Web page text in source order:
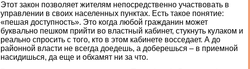
Этот закон позволяет жителям непосредственно участвовать в
управлении в своих населенных пунктах. Есть такое понятие:
«пешая доступность». Это когда любой гражданин может
буквально пешком прийти во властный кабинет, стукнуть кулаком и
реально спросить с того, кто в этом кабинете восседает. А до
районной власти не всегда доедешь, а доберешься – в приемной
насидишься, да еще и обхамят ни за что.